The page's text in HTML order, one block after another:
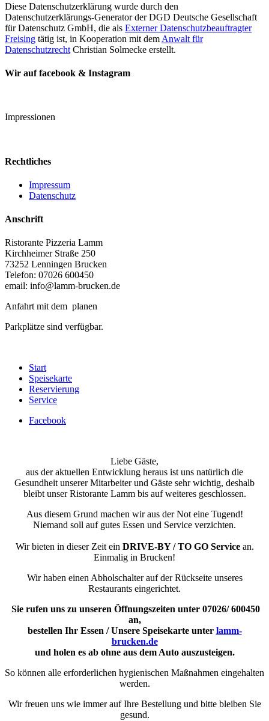
Diese Datenschutzerklärung wurde durch den
Datenschutzerklärungs-Generator der DGD Deutsche Gesellschaft
für Datenschutz GmbH, die als Externer Datenschutzbeauftragter
Freising tätig ist, in Kooperation mit dem Anwalt für
Datenschutzrecht Christian Solmecke erstellt.
Wir auf facebook & Instagram
Impressionen
Rechtliches
Impressum
Datenschutz
Anschrift
Ristorante Pizzeria Lamm
Kirchheimer Straße 250
73252 Lenningen Brucken
Telefon: 07026 600450
email: info@lamm-brucken.de
Anfahrt mit dem planen
Parkplätze sind verfügbar.
Start
Speisekarte
Reservierung
Service
Facebook
Liebe Gäste,
aus der aktuellen Entwicklung heraus ist uns natürlich die
Gesundheit unserer Mitarbeiter und Gäste sehr wichtig, deshalb
bleibt unser Ristorante Lamm bis auf weiteres geschlossen.
Aus diesem Grund machen wir aus der Not eine Tugend!
Niemand soll auf gutes Essen und Service verzichten.
Wir bieten in dieser Zeit ein DRIVE-BY / TO GO Servicean.
Einmalig in Brucken!
Wir haben einen Abholschalter auf der Rückseite unseres
Restaurants eingerichtet.
Sie rufen uns zu unseren Öffnungszeiten unter 07026/ 600450
an,
bestellen Ihr Essen / Unsere Speisekarte unter lamm-
brucken.de
und holen es ab ohne aus dem Auto auszusteigen.
So können alle erforderlichen hygienischen Maßnahmen eingehalten
werden.
Wir freuen uns wie immer auf Ihre Bestellung und bitte bleiben Sie
gesund.